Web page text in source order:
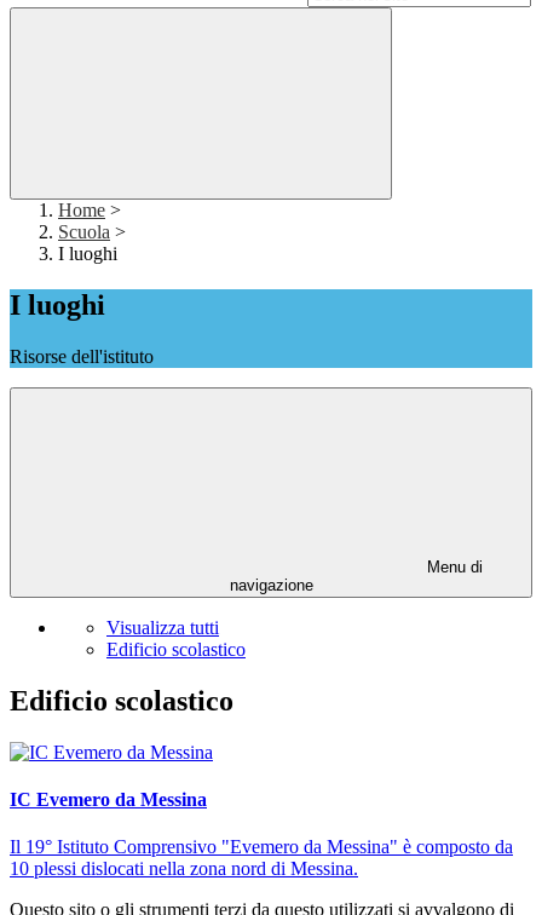
Home >
Scuola >
I luoghi
I luoghi
Risorse dell'istituto
Menu di
navigazione
Visualizza tutti
Edificio scolastico
Edificio scolastico
IC Evemero da Messina
Il 19° Istituto Comprensivo "Evemero da Messina" è composto da
10 plessi dislocati nella zona nord di Messina.
Questo sito o gli strumenti terzi da questo utilizzati si avvalgono di